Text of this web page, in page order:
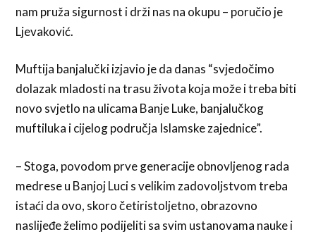
nam pruža sigurnost i drži nas na okupu – poručio je
Ljevaković.
Muftija banjalučki izjavio je da danas “svjedočimo
dolazak mladosti na trasu života koja može i treba biti
novo svjetlo na ulicama Banje Luke, banjalučkog
muftiluka i cijelog područja Islamske zajednice”.
– Stoga, povodom prve generacije obnovljenog rada
medrese u Banjoj Luci s velikim zadovoljstvom treba
istaći da ovo, skoro četiristoljetno, obrazovno
naslijeđe želimo podijeliti sa svim ustanovama nauke i